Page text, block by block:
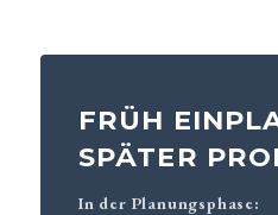
FRÜH
SPÄTER
In der Planungsphase: